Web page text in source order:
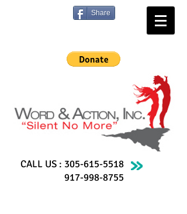
Share
CALL US : 305-615-5518
917-998-8755